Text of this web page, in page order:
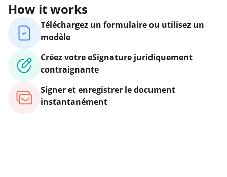
How it works
Téléchargez un formulaire ou utilisez un
modèle
Créez votre eSignature juridiquement
contraignante
Signer et enregistrer le document
instantanément